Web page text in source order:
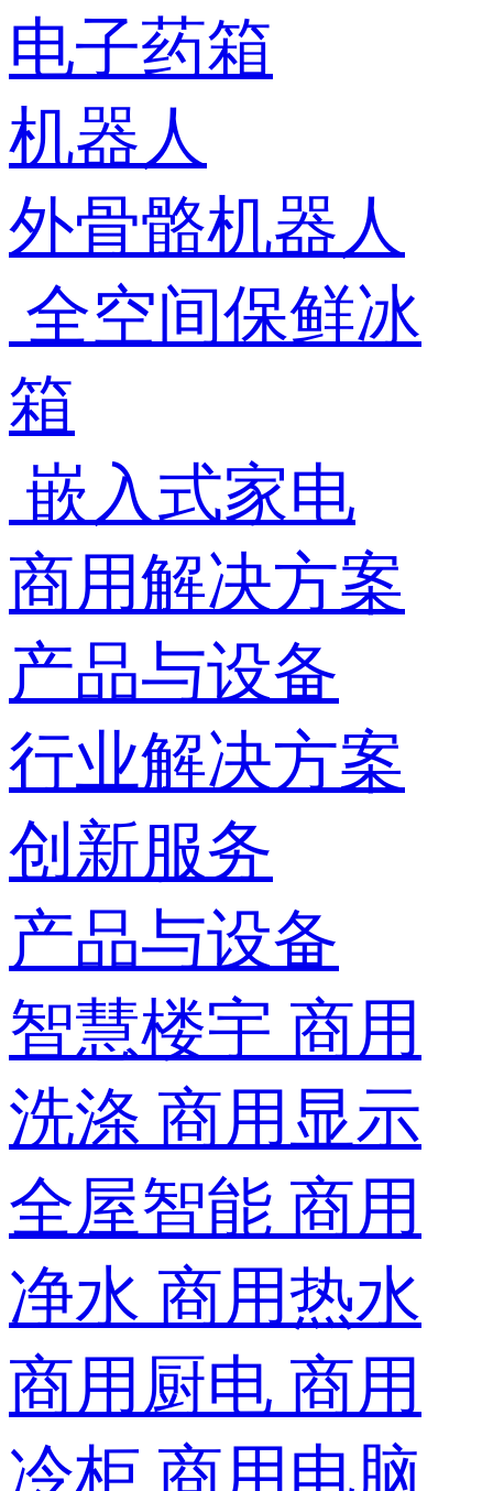
电子药箱
机器人
外骨骼机器人
全空间保鲜冰
箱
嵌入式家电
商用解决方案
产品与设备
行业解决方案
创新服务
产品与设备
智慧楼宇 商用
洗涤 商用显示
全屋智能 商用
净水 商用热水
商用厨电 商用
冷柜 商用电脑